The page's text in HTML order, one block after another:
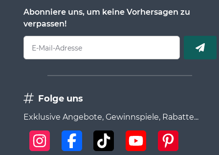
Abonniere uns, um keine Vorhersagen zu
verpassen!
E-Mail-Adresse
Folge uns
Exklusive Angebote, Gewinnspiele, Rabatte...